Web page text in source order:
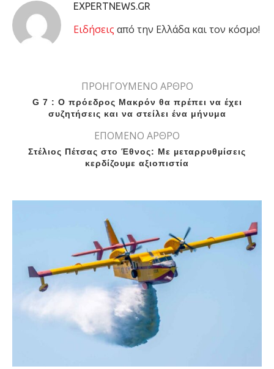
EXPERTNEWS.GR
Eιδήσεις από την Ελλάδα και τον κόσμο!
ΠΡΟΗΓΟΥΜΕΝΟ ΑΡΘΡΟ
G 7 : Ο πρόεδρος Μακρόν θα πρέπει να έχει
συζητήσεις και να στείλει ένα μήνυμα
ΕΠΟΜΕΝΟ ΑΡΘΡΟ
Στέλιος Πέτσας στο Έθνος: Με µεταρρυθµίσεις
κερδίζουµε αξιοπιστία